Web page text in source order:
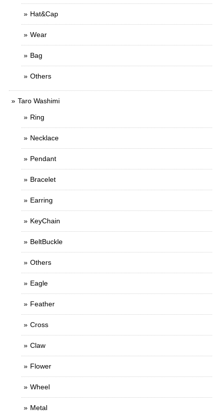
Hat&Cap
Wear
Bag
Others
Taro Washimi
Ring
Necklace
Pendant
Bracelet
Earring
KeyChain
BeltBuckle
Others
Eagle
Feather
Cross
Claw
Flower
Wheel
Metal